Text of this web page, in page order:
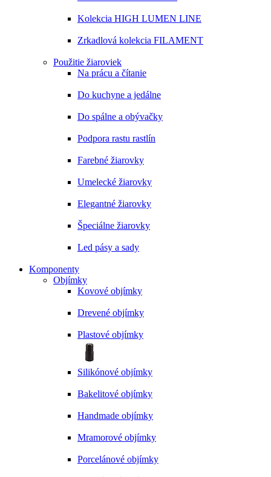
Kolekcia HIGH LUMEN LINE
Zrkadlová kolekcia FILAMENT
Použitie žiaroviek
Na prácu a čítanie
Do kuchyne a jedálne
Do spálne a obývačky
Podpora rastu rastlín
Farebné žiarovky
Umelecké žiarovky
Elegantné žiarovky
Špeciálne žiarovky
Led pásy a sady
Komponenty
Objímky
Kovové objímky
Drevené objímky
Plastové objímky
Silikónové objímky
Bakelitové objímky
Handmade objímky
Mramorové objímky
Porcelánové objímky